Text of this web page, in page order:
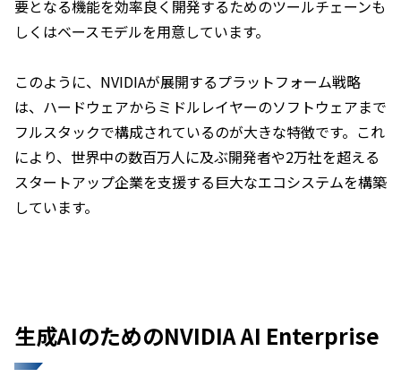
要となる機能を効率良く開発するためのツールチェーンも
しくはベースモデルを用意しています。
このように、NVIDIAが展開するプラットフォーム戦略
は、ハードウェアからミドルレイヤーのソフトウェアまで
フルスタックで構成されているのが大きな特徴です。これ
により、世界中の数百万人に及ぶ開発者や2万社を超える
スタートアップ企業を支援する巨大なエコシステムを構築
しています。
生成AIのためのNVIDIA AI Enterprise